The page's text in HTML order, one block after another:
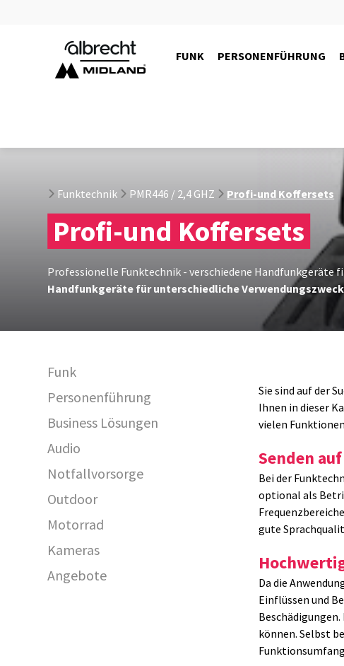
FUNK PERSONENFÜHRUNG
Funktechnik PMR446 / 2,4 GHZ Profi-und Koffersets
Profi-und Koffersets
Professionelle Funktechnik - verschiedene Handfunkgeräte
Handfunkgeräte für unterschiedliche
Funk
Personenführung
Business Lösungen
Audio
Notfallvorsorge
Outdoor
Motorrad
Kameras
Angebote
Sie sind auf der
Ihnen in dieser
vielen
Senden
Bei der
optional als
gute
Da die
Einflüssen und
können. Selbst